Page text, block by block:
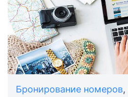
Бронирование номеров,